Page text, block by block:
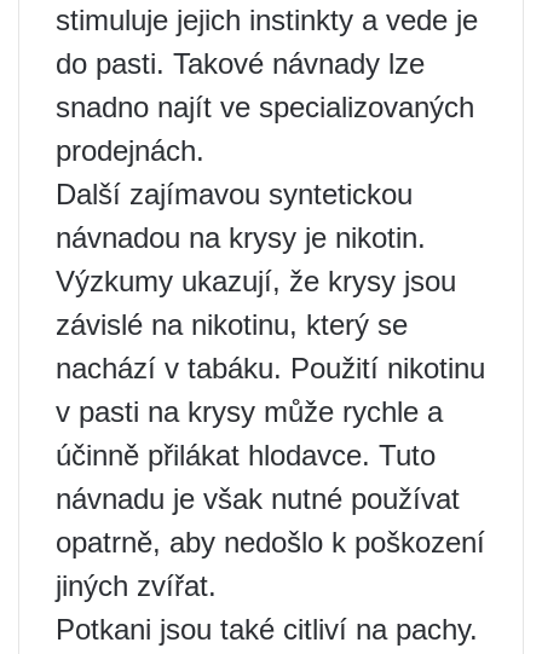
stimuluje jejich instinkty a vede je
do pasti. Takové návnady lze
snadno najít ve specializovaných
prodejnách.
Další zajímavou syntetickou
návnadou na krysy je nikotin.
Výzkumy ukazují, že krysy jsou
závislé na nikotinu, který se
nachází v tabáku. Použití nikotinu
v pasti na krysy může rychle a
účinně přilákat hlodavce. Tuto
návnadu je však nutné používat
opatrně, aby nedošlo k poškození
jiných zvířat.
Potkani jsou také citliví na pachy.